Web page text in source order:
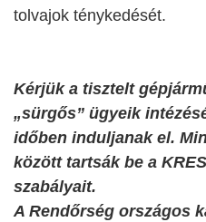
tolvajok ténykedését.
Kérjük a tisztelt
„sürgős” ügyeik
időben induljanak el.
között tartsák be a
szabályait.
A Rendőrség országos